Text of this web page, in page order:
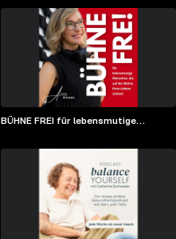
BÜHNE FREI für lebensmutige
Lebens stehen!